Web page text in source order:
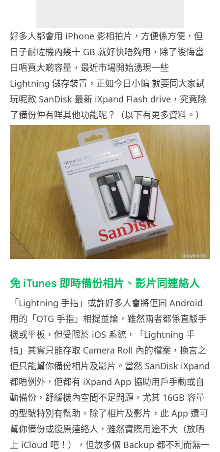
好多人都會用 iPhone 影相拍片，方便係方便，但
日子耐咗機內幾十 GB 就好快唔夠用，除了後悔當
日唔買大啲容量，最近市場開始湧現一些
Lightning 儲存裝置，正如今日小編 就要同大家試
玩呢款 SanDisk 最新 iXpand Flash drive，究竟除
了備份仲有咩其他功能呢？（以下有更多資料。）
免 iTunes 即時備份相片、影片同連絡人
「Lightning 手指」或許好多人會將佢同 Android
用的「OTG 手指」相提並論，雖然兩者都係直駁手
機或平板，但受限於 iOS 系統，「Lightning 手
指」其實只能存取 Camera Roll 內的檔案，換言之
佢只能幫你備份相片及影片。當然 SanDisk iXpand
都唔例外，佢都有 iXpand App 協助用戶手動或自
動備份，舒緩機內空間不足問題，尤其 16GB 容量
的型號特別有幫助。除了相片及影片，此 App 還可
幫你備份或復原連絡人，雖然實際用途不大（放晒
上 iCloud 吧！），但放多個 Backup 都不利而無一